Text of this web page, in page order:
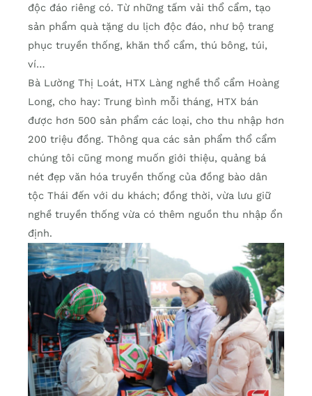
độc đáo riêng có. Từ những tấm vải thổ cẩm, tạo
sản phẩm quà tặng du lịch độc đáo, như bộ trang
phục truyền thống, khăn thổ cẩm, thú bông, túi,
ví…
Bà Lường Thị Loát, HTX Làng nghề thổ cẩm Hoàng
Long, cho hay: Trung bình mỗi tháng, HTX bán
được hơn 500 sản phẩm các loại, cho thu nhập hơn
200 triệu đồng. Thông qua các sản phẩm thổ cẩm
chúng tôi cũng mong muốn giới thiệu, quảng bá
nét đẹp văn hóa truyền thống của đồng bào dân
tộc Thái đến với du khách; đồng thời, vừa lưu giữ
nghề truyền thống vừa có thêm nguồn thu nhập ổn
định.